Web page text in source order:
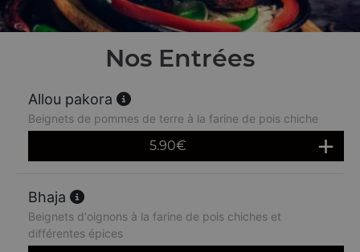
Nos Entrées
Allou pakora
Beignets de pommes de terre à la farine de pois chiche
5.90€
Bhaja
Beignets d'oignons à la farine de pois chiches et
différentes épices